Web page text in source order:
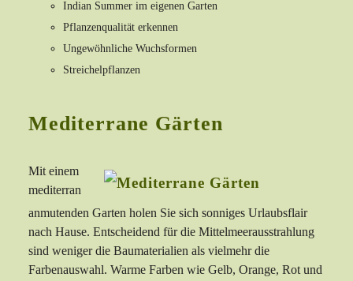
Indian Summer im eigenen Garten
Pflanzenqualität erkennen
Ungewöhnliche Wuchsformen
Streichelpflanzen
Mediterrane Gärten
Mit einem
mediterran
anmutenden Garten holen Sie sich sonniges Urlaubsflair
nach Hause. Entscheidend für die Mittelmeerausstrahlung
sind weniger die Baumaterialien als vielmehr die
Farbenauswahl. Warme Farben wie Gelb, Orange, Rot und